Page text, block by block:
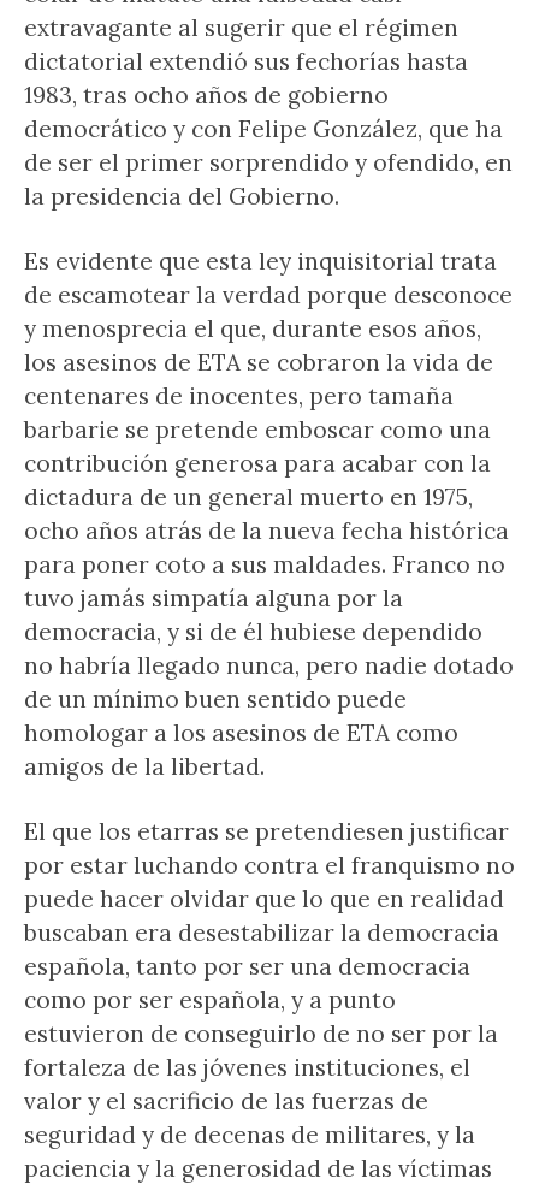
extravagante al sugerir que el régimen
dictatorial extendió sus fechorías hasta
1983, tras ocho años de gobierno
democrático y con Felipe González, que ha
de ser el primer sorprendido y ofendido, en
la presidencia del Gobierno.
Es evidente que esta ley inquisitorial trata
de escamotear la verdad porque desconoce
y menosprecia el que, durante esos años,
los asesinos de ETA se cobraron la vida de
centenares de inocentes, pero tamaña
barbarie se pretende emboscar como una
contribución generosa para acabar con la
dictadura de un general muerto en 1975,
ocho años atrás de la nueva fecha histórica
para poner coto a sus maldades. Franco no
tuvo jamás simpatía alguna por la
democracia, y si de él hubiese dependido
no habría llegado nunca, pero nadie dotado
de un mínimo buen sentido puede
homologar a los asesinos de ETA como
amigos de la libertad.
El que los etarras se pretendiesen justificar
por estar luchando contra el franquismo no
puede hacer olvidar que lo que en realidad
buscaban era desestabilizar la democracia
española, tanto por ser una democracia
como por ser española, y a punto
estuvieron de conseguirlo de no ser por la
fortaleza de las jóvenes instituciones, el
valor y el sacrificio de las fuerzas de
seguridad y de decenas de militares, y la
paciencia y la generosidad de las víctimas